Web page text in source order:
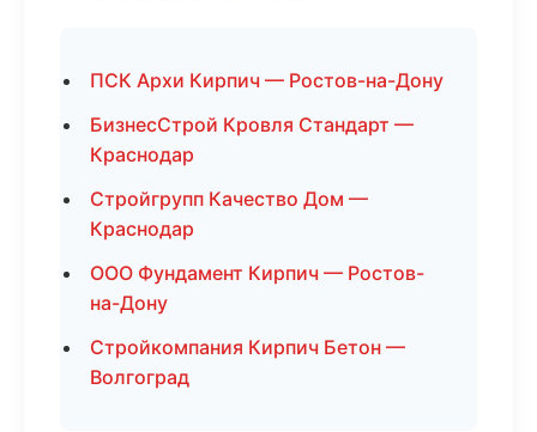
ПСК Архи Кирпич — Ростов-на-Дону
БизнесСтрой Кровля Стандарт —
Краснодар
Стройгрупп Качество Дом —
Краснодар
ООО Фундамент Кирпич — Ростов-
на-Дону
Стройкомпания Кирпич Бетон —
Волгоград